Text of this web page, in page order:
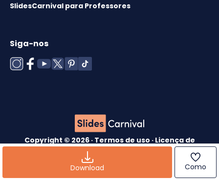
Download Como
SlidesCarnival para Professores
Siga-nos
Copyright © 2026 · Termos de uso · Licença de
Política de cookies
política de
Privacidade